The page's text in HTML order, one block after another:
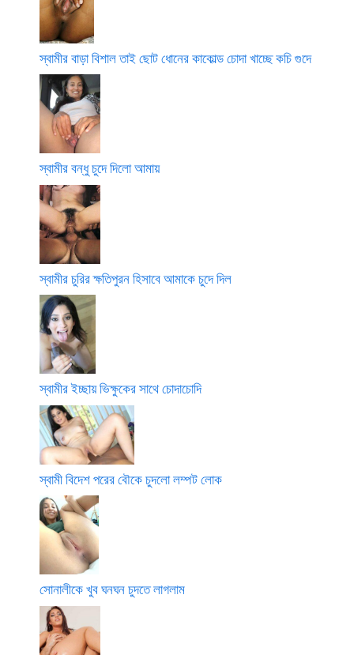
স্বামীর বাড়া বিশাল তাই ছোট ধোনের কাকোল্ড চোদা খাচ্ছে কচি গুদে
স্বামীর বন্ধু চুদে দিলো আমায়
স্বামীর চুরির ক্ষতিপুরন হিসাবে আমাকে চুদে দিল
স্বামীর ইচ্ছায় ভিক্ষুকের সাথে চোদাচোদি
স্বামী বিদেশ পরের বৌকে চুদলো লম্পট লোক
সোনালীকে খুব ঘনঘন চুদতে লাগলাম